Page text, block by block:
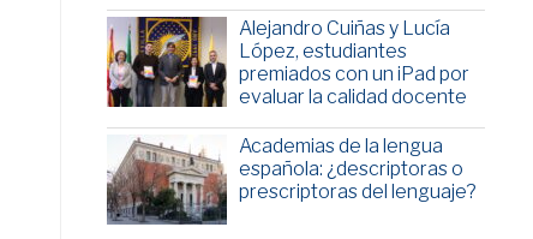
Alejandro Cuiñas y Lucía
López, estudiantes
premiados con un iPad por
evaluar la calidad docente
Academias de la lengua
española: ¿descriptoras o
prescriptoras del lenguaje?